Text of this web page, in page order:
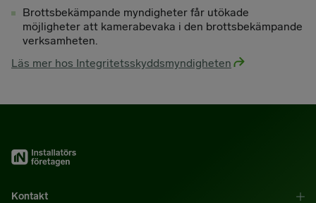
Brottsbekämpande myndigheter får utökade
möjligheter att kamerabevaka i den brottsbekämpande
verksamheten.
Läs mer hos Integritetsskyddsmyndigheten
Kontakt